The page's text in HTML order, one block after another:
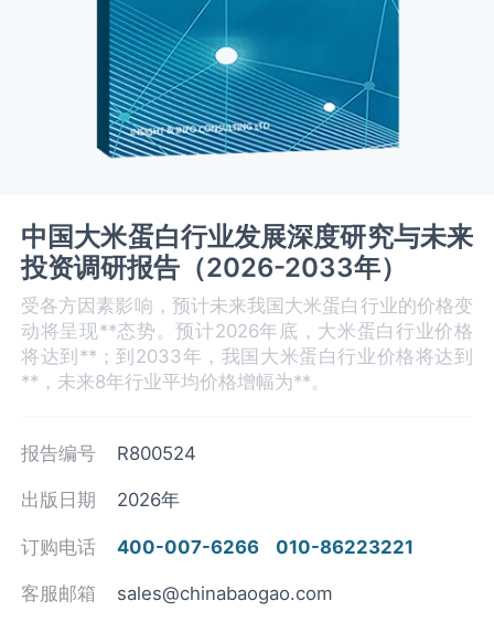
中国大米蛋白行业发展深度研究与未来
投资调研报告（2026-2033年）
受各方因素影响，预计未来我国大米蛋白行业的价格变
动将呈现**态势。预计2026年底，大米蛋白行业价格
将达到**；到2033年，我国大米蛋白行业价格将达到
**，未来8年行业平均价格增幅为**。
报告编号 R800524
出版日期 2026年
订购电话 400-007-6266 010-86223221
客服邮箱 sales@chinabaogao.com